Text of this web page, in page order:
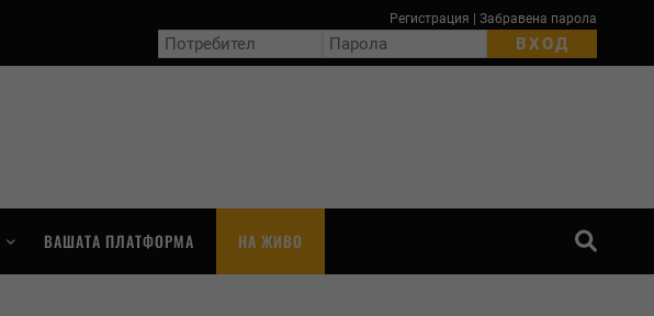
Регистрация Забравена парола
ВАШАТА ПЛАТФОРМА НА ЖИВО